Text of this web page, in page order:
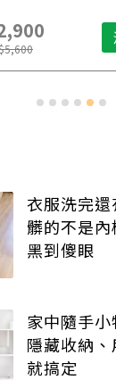
衣服洗完
髒的不是內
黑到傻眼
家中隨手
隱藏收納
就搞定